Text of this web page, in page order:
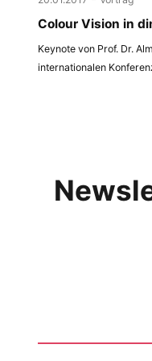
Colour Vision in
Keynote von Prof. Dr.
internationalen